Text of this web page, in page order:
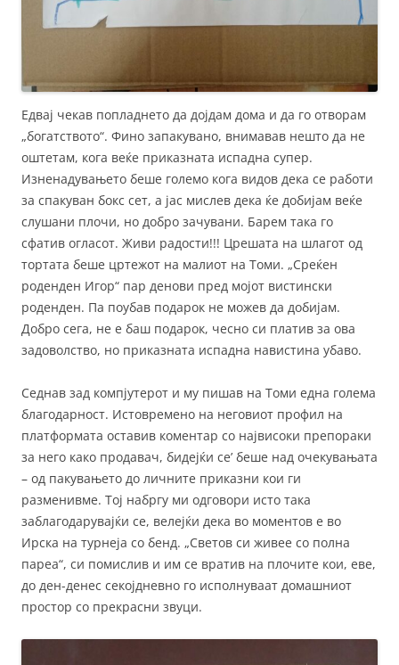
Едвај чекав попладнето да дојдам дома и да го отворам
„богатството“. Фино запакувано, внимавав нешто да не
оштетам, кога веќе приказната испадна супер.
Изненадувањето беше големо кога видов дека се работи
за спакуван бокс сет, а јас мислев дека ќе добијам веќе
слушани плочи, но добро зачувани. Барем така го
сфатив огласот. Живи радости!!! Црешата на шлагот од
тортата беше цртежот на малиот на Томи. „Среќен
роденден Игор“ пар денови пред мојот вистински
роденден. Па поубав подарок не можев да добијам.
Добро сега, не е баш подарок, чесно си платив за ова
задоволство, но приказната испадна навистина убаво.
Седнав зад компјутерот и му пишав на Томи една голема
благодарност. Истовремено на неговиот профил на
платформата оставив коментар со највисоки препораки
за него како продавач, бидејќи се’ беше над очекувањата
– од пакувањето до личните приказни кои ги
разменивме. Тој набргу ми одговори исто така
заблагодарувајќи се, велејќи дека во моментов е во
Ирска на турнеја со бенд. „Светов си живее со полна
пареа“, си помислив и им се вратив на плочите кои, еве,
до ден-денес секојдневно го исполнуваат домашниот
простор со прекрасни звуци.